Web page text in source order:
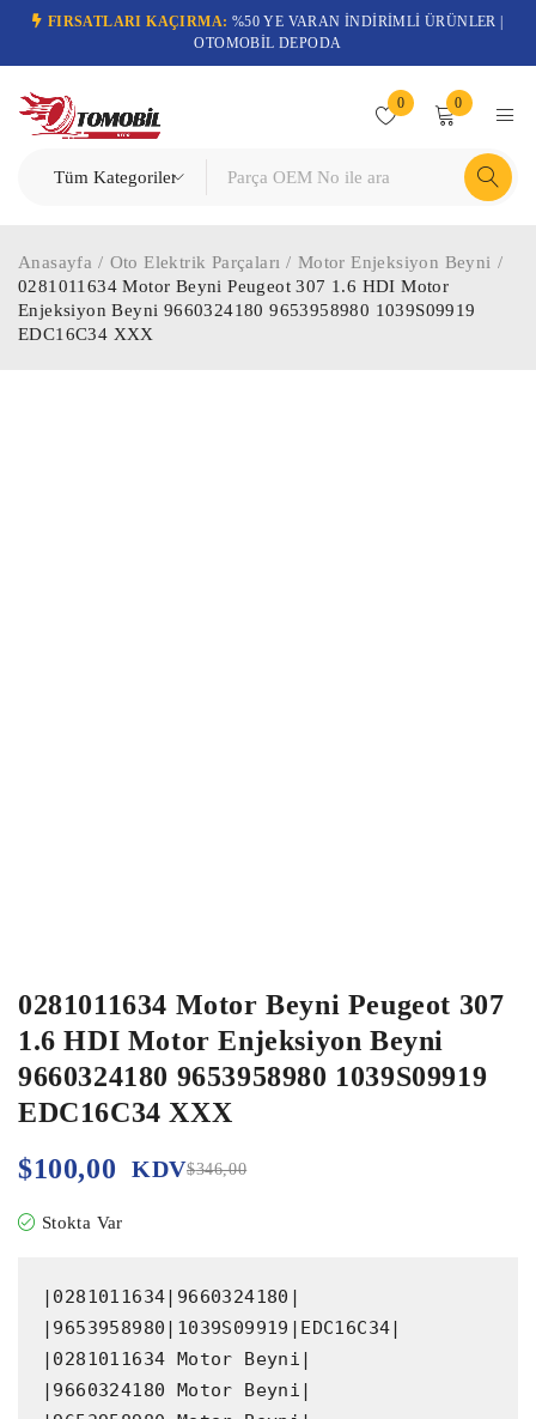
FIRSATLARI KAÇIRMA: %50 YE VARAN İNDİRİMLİ ÜRÜNLER |
OTOMOBİL DEPODA
0 0
Anasayfa / Oto Elektrik Parçaları / Motor Enjeksiyon Beyni /
0281011634 Motor Beyni Peugeot 307 1.6 HDI Motor
Enjeksiyon Beyni 9660324180 9653958980 1039S09919
EDC16C34 XXX
0281011634 Motor Beyni Peugeot 307
1.6 HDI Motor Enjeksiyon Beyni
9660324180 9653958980 1039S09919
EDC16C34 XXX
$346,00
$100,00 KDV
Stokta Var
|0281011634|9660324180|
|9653958980|1039S09919|EDC16C34|
|0281011634 Motor Beyni|
|9660324180 Motor Beyni|